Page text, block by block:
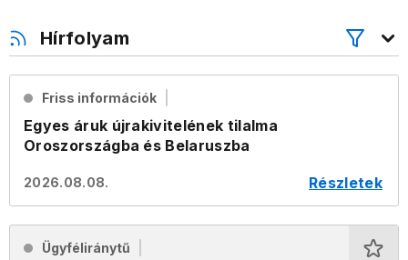
Hírfolyam
Friss információk
Egyes áruk újrakivitelének tilalma
Oroszországba és Belaruszba
2026.08.08. Részletek
Ügyféliránytű